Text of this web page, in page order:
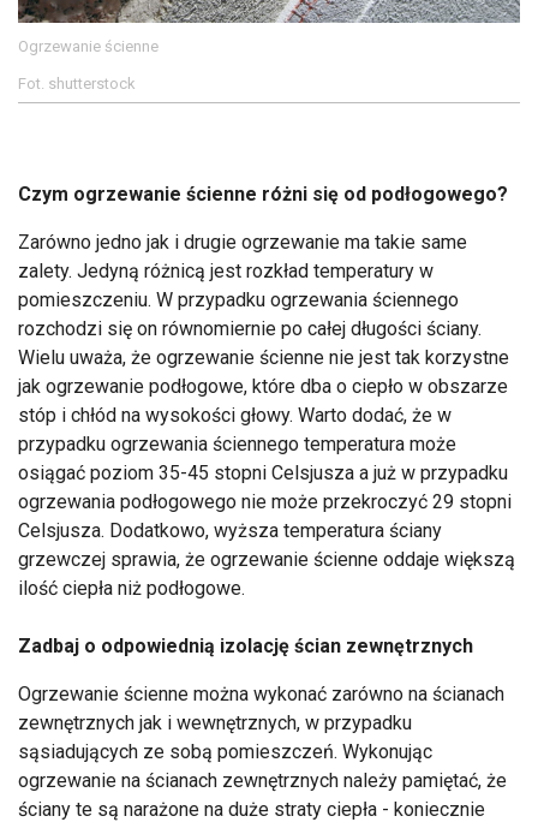
Ogrzewanie ścienne
Fot. shutterstock
Czym ogrzewanie ścienne różni się od podłogowego?
Zarówno jedno jak i drugie ogrzewanie ma takie same
zalety. Jedyną różnicą jest rozkład temperatury w
pomieszczeniu. W przypadku ogrzewania ściennego
rozchodzi się on równomiernie po całej długości ściany.
Wielu uważa, że ogrzewanie ścienne nie jest tak korzystne
jak ogrzewanie podłogowe, które dba o ciepło w obszarze
stóp i chłód na wysokości głowy. Warto dodać, że w
przypadku ogrzewania ściennego temperatura może
osiągać poziom 35-45 stopni Celsjusza a już w przypadku
ogrzewania podłogowego nie może przekroczyć 29 stopni
Celsjusza. Dodatkowo, wyższa temperatura ściany
grzewczej sprawia, że ogrzewanie ścienne oddaje większą
ilość ciepła niż podłogowe.
Zadbaj o odpowiednią izolację ścian zewnętrznych
Ogrzewanie ścienne można wykonać zarówno na ścianach
zewnętrznych jak i wewnętrznych, w przypadku
sąsiadujących ze sobą pomieszczeń. Wykonując
ogrzewanie na ścianach zewnętrznych należy pamiętać, że
ściany te są narażone na duże straty ciepła - koniecznie